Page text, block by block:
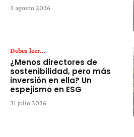
3 agosto 2026
Debes leer...
¿Menos directores de
sostenibilidad, pero más
inversión en ella? Un
espejismo en ESG
31 julio 2026